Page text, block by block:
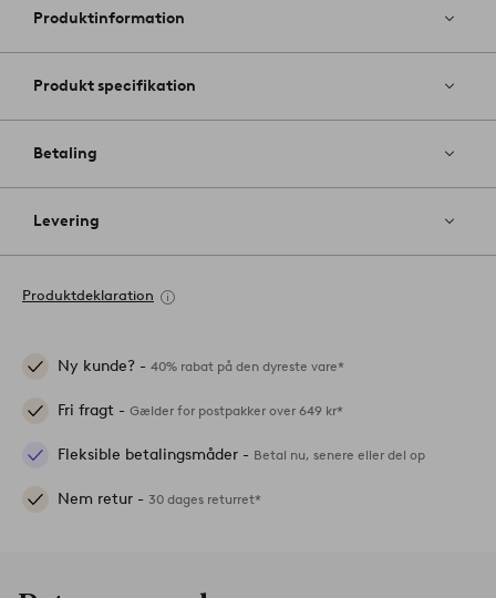
Produktinformation
Produkt specifikation
Betaling
Levering
Produktdeklaration
Ny kunde? - 40% rabat på den dyreste vare*
Fri fragt - Gælder for postpakker over 649 kr*
Fleksible betalingsmåder - Betal nu, senere eller del op
Nem retur - 30 dages returret*